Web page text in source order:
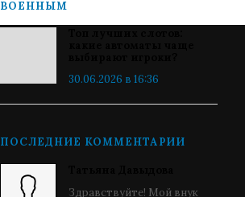
ВОЕННЫМ
30.06.2026 в 16:36
ПОСЛЕДНИЕ КОММЕНТАРИИ
Здравствуйте! Мой внук